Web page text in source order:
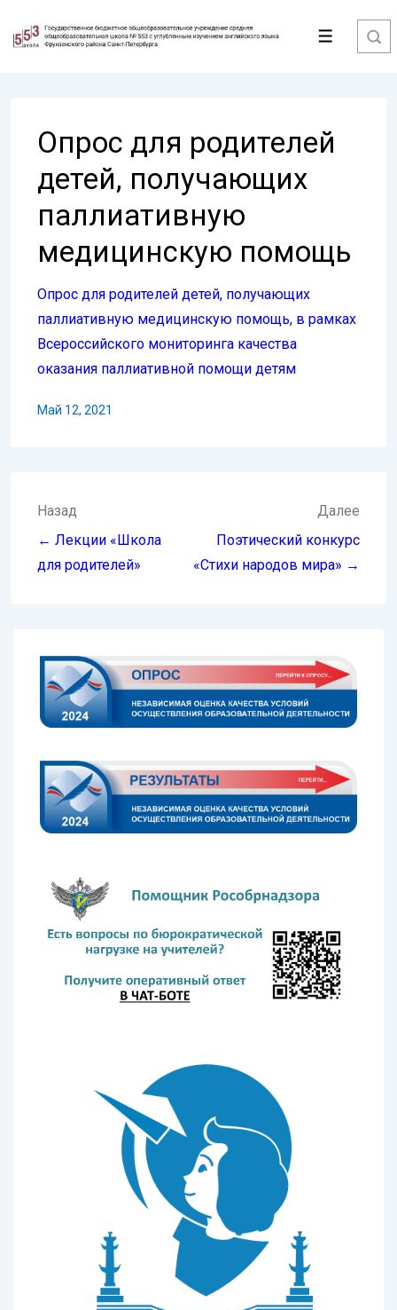
Перейти
Меню
Опрос для родителей
детей, получающих
паллиативную
медицинскую помощь
Опрос для родителей детей, получающих
паллиативную медицинскую помощь, в рамках
Всероссийского мониторинга качества
оказания паллиативной помощи детям
Май 12, 2021
Навигация
по
записям
Назад
← Лекции «Школа
для родителей»
Далее
Поэтический конкурс
«Стихи народов мира» →